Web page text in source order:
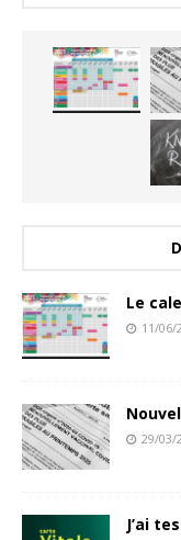
Le
11/06/
29/03/
J’ai